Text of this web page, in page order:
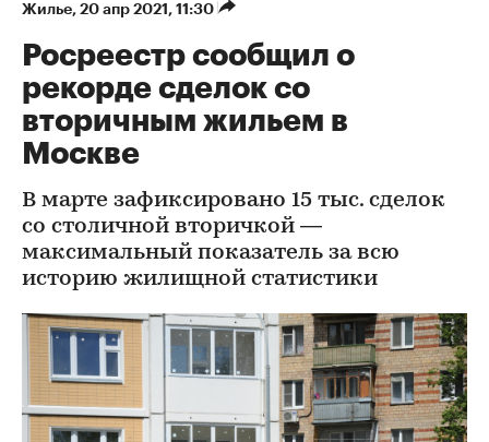
Жилье⁠, 20 апр 2021, 11:30
Росреестр сообщил о
рекорде сделок со
вторичным жильем в
Москве
В марте зафиксировано 15 тыс. сделок
со столичной вторичкой —
максимальный показатель за всю
историю жилищной статистики